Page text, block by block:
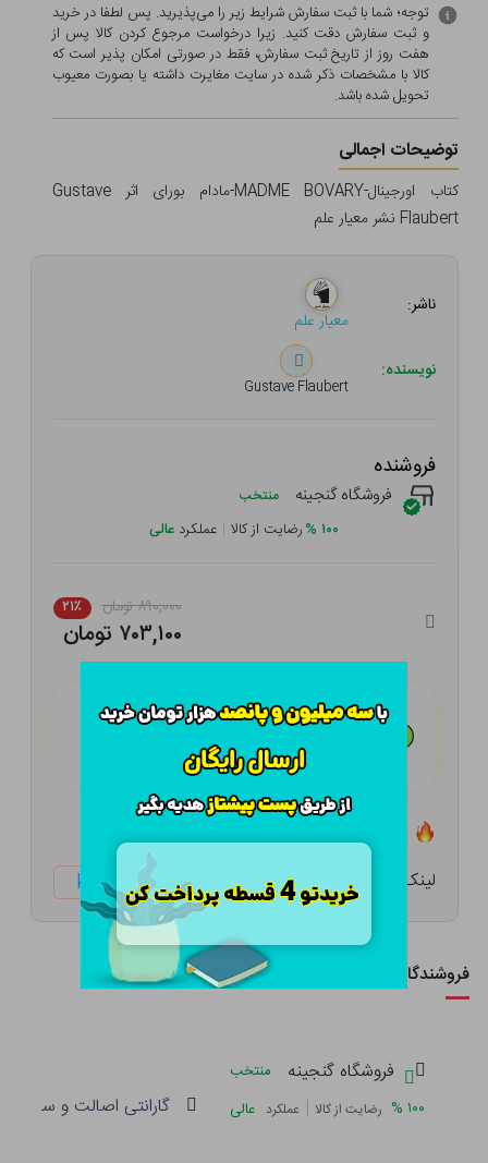
توجه؛ شما با ثبت سفارش شرایط زیر را می‌پذیرید. پس لطفا در خرید
و ثبت سفارش دقت کنید. زیرا درخواست مرجوع کردن کالا پس از
هفت روز از تاریخ ثبت سفارش، فقط در صورتی امکان پذیر است که
کالا با مشخصات ذکر شده در سایت مغایرت داشته یا بصورت معيوب
تحویل شده باشد.
توضیحات اجمالی
کتاب اورجینال-MADME BOVARY-مادام بورای اثر Gustave
Flaubert نشر معیار علم
ناشر:
معیار علم
نویسنده:
Gustave Flaubert
فروشنده
فروشگاه گنجینه منتخب
۱۰۰ %رضایت از کالا | عملکرد عالی
۸۹۰,۰۰۰ تومان ۲۱٪
۷۰۳,۱۰۰ تومان
هـر قسط با تــرب‌پــی:۱۷۵,۷۷۵
لینک کوتاه: ketabtala.com/sbp-26326
فروشندگان این کالا
فروشگاه گنجینه
منتخب
۱۰۰ % رضایت از کالا | عملکرد عالی گارانتی اصالت و سلامت